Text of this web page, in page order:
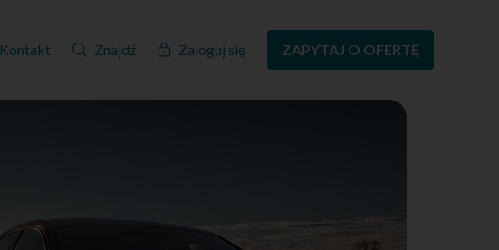
Kontakt Znajdź Zaloguj się ZAPYTAJ O OFERTĘ